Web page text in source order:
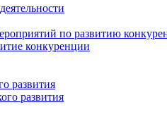
по развитию
конкуренции
развития
развития